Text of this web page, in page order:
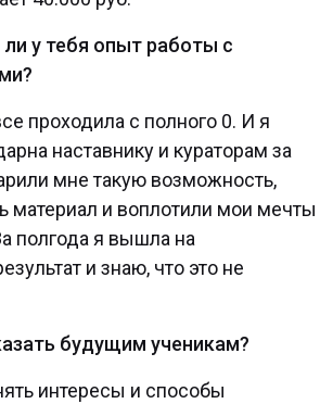
у тебя опыт работы с
проходила с полного 0. И я
наставнику и кураторам за
мне такую возможность,
материал и воплотили мои мечты
полгода я вышла на
и знаю, что это не
будущим ученикам?
интересы и способы